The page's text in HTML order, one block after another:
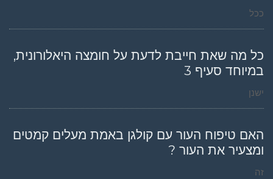
ככל
כל מה שאת חייבת לדעת על חומצה היאלורונית,
במיוחד סעיף 3
ישנן
האם טיפוח העור עם קולגן באמת מעלים קמטים
ומצעיר את העור ?
זה